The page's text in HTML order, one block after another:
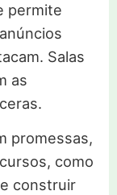
permite
Salas
as
promessas,
como
construir